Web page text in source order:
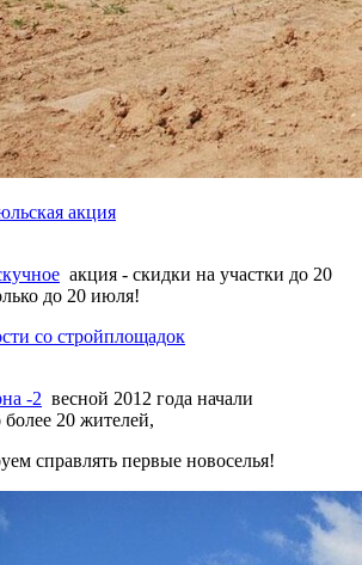
акция
акция - скидки на участки до 20
до 20 июля!
со стройплощадок
-2 весной 2012 года начали
более 20 жителей,
справлять первые новоселья!